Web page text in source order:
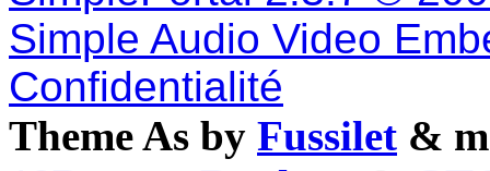
Simple Audio Video
Confidentialité
Theme As by Fussilet &